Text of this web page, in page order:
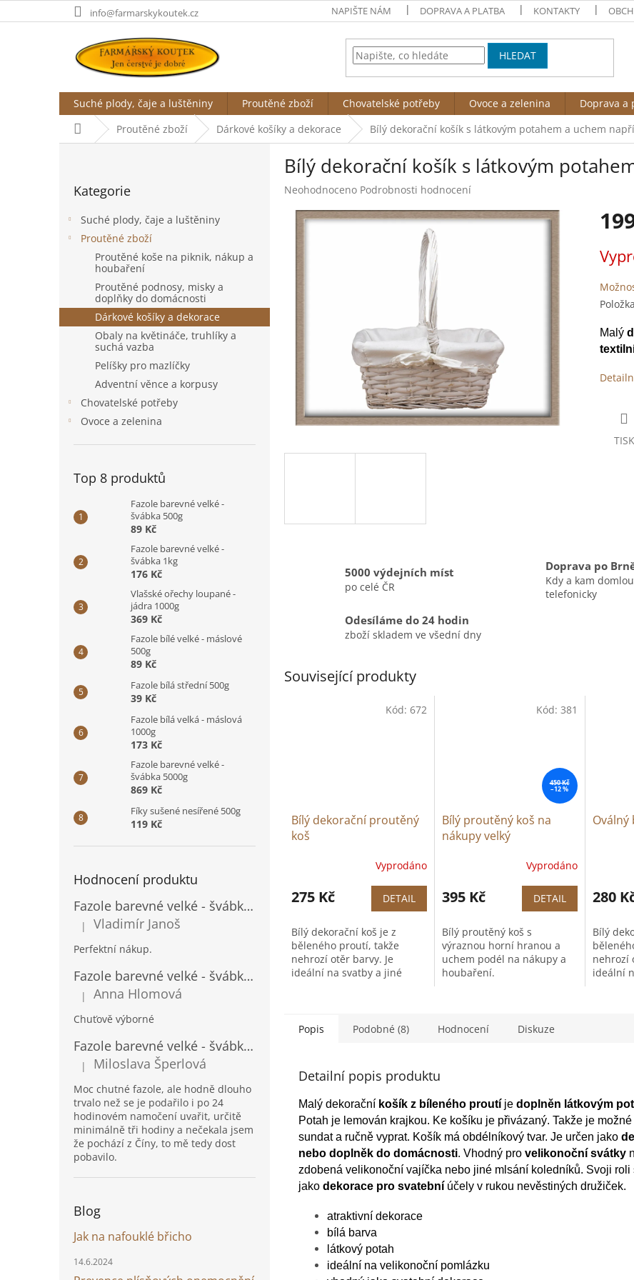
na
info@farmarskykoutek.cz NAPIŠTE NÁM DOPRAVA A PLATBA KONTAKTY
HLEDAT
Suché plody, čaje a luštěniny Proutěné zboží Chovatelské potřeby Ovoce a zelenina Doprava a
Domů Proutěné zboží Dárkové košíky a dekorace Bílý dekorační košík s látkovým potahem a uchem
a
n
kategorie
Kategorie
Suché plody, čaje a luštěniny
Proutěné zboží
Proutěné koše na piknik, nákup a
houbaření
Proutěné podnosy, misky a
doplňky do domácnosti
Dárkové košíky a dekorace
Obaly na květináče, truhlíky a
suchá vazba
Pelíšky pro mazlíčky
Adventní věnce a korpusy
Chovatelské potřeby
Ovoce a zelenina
Top 8 produktů
Fazole barevné velké -
švábka 500g
89 Kč
Fazole barevné velké -
švábka 1kg
176 Kč
Vlašské ořechy loupané -
jádra 1000g
369 Kč
Fazole bílé velké - máslové
500g
89 Kč
Fazole bílá střední 500g
39 Kč
Fazole bílá velká - máslová
1000g
173 Kč
Fazole barevné velké -
švábka 5000g
869 Kč
Fíky sušené nesířené 500g
119 Kč
Hodnocení produktu
Fazole barevné velké - švábka 500g
Hodnocení produktu je 5 z 5 hvězdiček.
| Vladimír Janoš
Perfektní nákup.
Fazole barevné velké - švábka 500g
Hodnocení produktu je 5 z 5 hvězdiček.
| Anna Hlomová
Chuťově výborné
Fazole barevné velké - švábka 1kg
Hodnocení produktu je 5 z 5 hvězdiček.
| Miloslava Šperlová
Moc chutné fazole, ale hodně dlouho
trvalo než se je podařilo i po 24
hodinovém namočení uvařit, určitě
minimálně tři hodiny a nečekala jsem
že pochází z Číny, to mě tedy dost
pobavilo.
Blog
Jak na nafouklé břicho
14.6.2024
Bílý dekorační košík s látkovým
Průměrné
produktu
Neohodnoceno Podrobnosti hodnocení
cena:
Malý
TISK
5000 výdejních míst
po celé ČR
Doprava po
Kdy a kam
telefonicky
Odesíláme do 24 hodin
zboží skladem ve všední dny
Související produkty
Bílý dekorační proutěný
koš
Vyprodáno
275 Kč DETAIL
Bílý dekorační koš je z
běleného proutí, takže
nehrozí otěr barvy. Je
ideální na svatby a jiné
Kód: 672
450 Kč
–12 %
Bílý proutěný koš na
nákupy velký
Vyprodáno
395 Kč DETAIL
Bílý proutěný koš s
výraznou horní hranou a
uchem podél na nákupy a
houbaření.
Kód: 381
Oválný
280
Bílý
nehrozí
ideální
Popis Podobné (8) Hodnocení Diskuze
Detailní popis produktu
Malý dekorační košík z bíleného proutí je doplněn látkovým
Potah je lemován krajkou. Ke košíku je přivázaný. Takže je možné
sundat a ručně vyprat. Košík má obdélníkový tvar. Je určen jako
nebo doplněk do domácnosti. Vhodný pro velikonoční svátky
zdobená velikonoční vajíčka nebo jiné mlsání koledníků. Svoji roli
jako dekorace pro svatební účely v rukou nevěstiných družiček.
atraktivní dekorace
bílá barva
látkový potah
ideální na velikonoční pomlázku